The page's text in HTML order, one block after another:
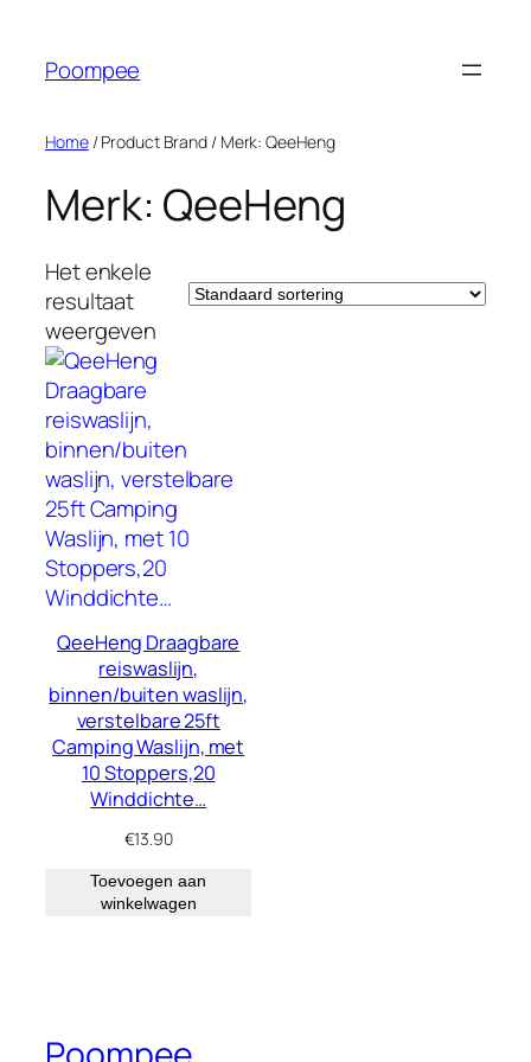
Poompee
Home/ Product Brand / Merk: QeeHeng
Merk: QeeHeng
Het enkele
resultaat
weergeven
QeeHeng Draagbare
reiswaslijn,
binnen/buiten waslijn,
verstelbare 25ft
Camping Waslijn, met
10 Stoppers,20
Winddichte…
€13.90
Toevoegen aan
winkelwagen